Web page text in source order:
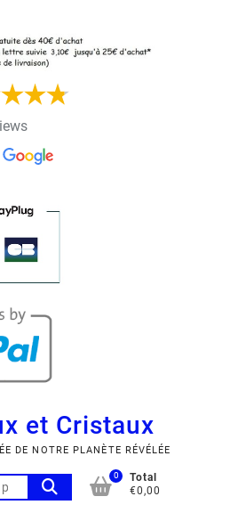
et Cristaux
DE NOTRE PLANÈTE RÉVÉLÉE
Recherche
pour :
0
Total
€0,00